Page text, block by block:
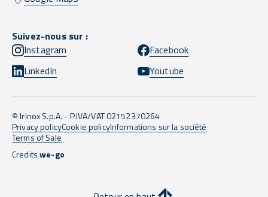
Suivez-nous sur :
Instagram
Facebook
LinkedIn
Youtube
© Irinox S.p.A. - P.IVA/VAT 02152370264
Privacy policyCookie policyInformations sur la société
Terms of Sale
Creditswe-go